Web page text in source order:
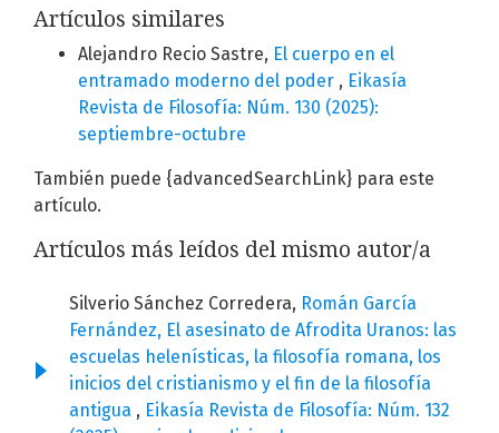
Artículos similares
Alejandro Recio Sastre, El cuerpo en el
entramado moderno del poder , Eikasía
Revista de Filosofía: Núm. 130 (2025):
septiembre-octubre
También puede {advancedSearchLink} para este
artículo.
Artículos más leídos del mismo autor/a
Silverio Sánchez Corredera, Román García
Fernández, El asesinato de Afrodita Uranos: las
escuelas helenísticas, la filosofía romana, los
inicios del cristianismo y el fin de la filosofía
antigua , Eikasía Revista de Filosofía: Núm. 132